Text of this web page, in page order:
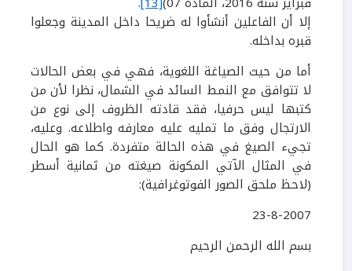
إلا أن الفاعلين أنشأوا له ضريحا داخل المدينة وجعلوا
قبره بداخله.
أما من حيث الصياغة اللغوية، فهي في بعض الحالات
لا تتوافق مع النمط السائد في الشمال، نظرا لأن من
كتبها ليس حرفيا، فقد قادته الظروف إلى نوع من
الارتجال وفق ما تمليه عليه معارفه واطلاعه. وعليه،
تجيء الصيغ في هذه الحالة متفردة. كما هو الحال
في المثال الآتي المكونة صيغته من ثمانية أسطر
(لاحظ ملحق الصور الفوتوغرافية):
23-8-2007
بسم الله الرحمن الرحيم